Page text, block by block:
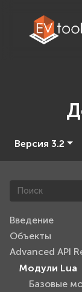
Версия 3.2
Введение
Объекты
Advanced API
Модули Lua
Базовые